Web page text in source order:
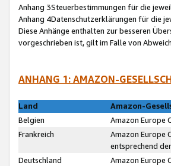
Anhang 3Steuerbestimmungen für die
Anhang 4Datenschutzerklärungen für die
Diese Anhänge enthalten zur besseren
vorgeschrieben ist, gilt im Falle von
ANHANG 1: AMAZON-
Land
Amazon-
Belgien
Amazon Europe
Frankreich
Amazon Europe
entsprechend
Deutschland
Amazon Europe